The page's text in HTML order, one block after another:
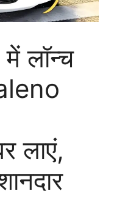
में लॉन्च
लाएं,